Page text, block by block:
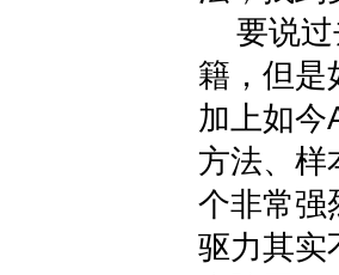
要说
籍，但是
加上如今
方法、样
个非常强
驱力其实